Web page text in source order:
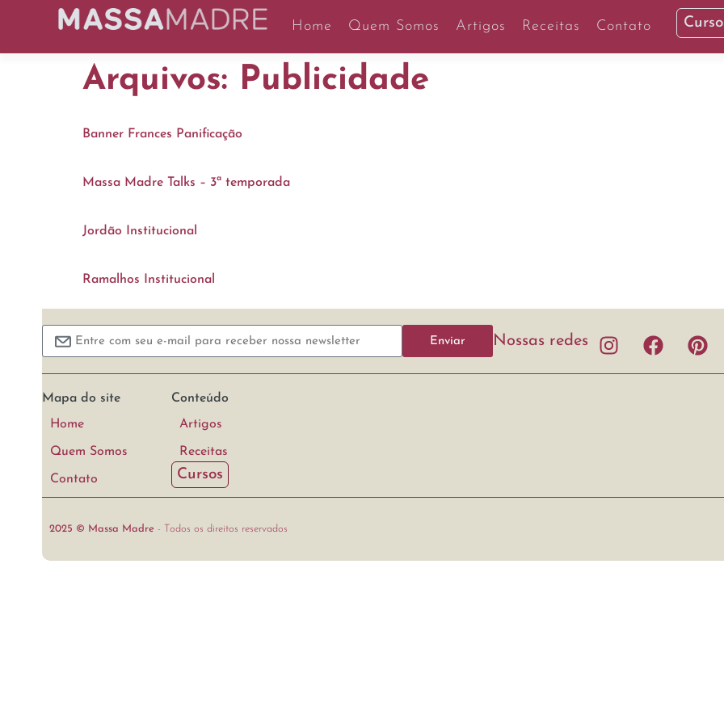
Home Quem Somos Artigos Receitas Contato
Arquivos: Publicidade
Banner Frances Panificação
Massa Madre Talks – 3ª temporada
Jordão Institucional
Ramalhos Institucional
Enviar Nossas redes
Mapa do site
Home
Quem Somos
Contato
Conteúdo
Artigos
Receitas
Cursos
2025 © Massa Madre - Todos os direitos reservados